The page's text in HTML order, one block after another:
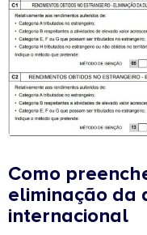
Como
eliminação
internacional